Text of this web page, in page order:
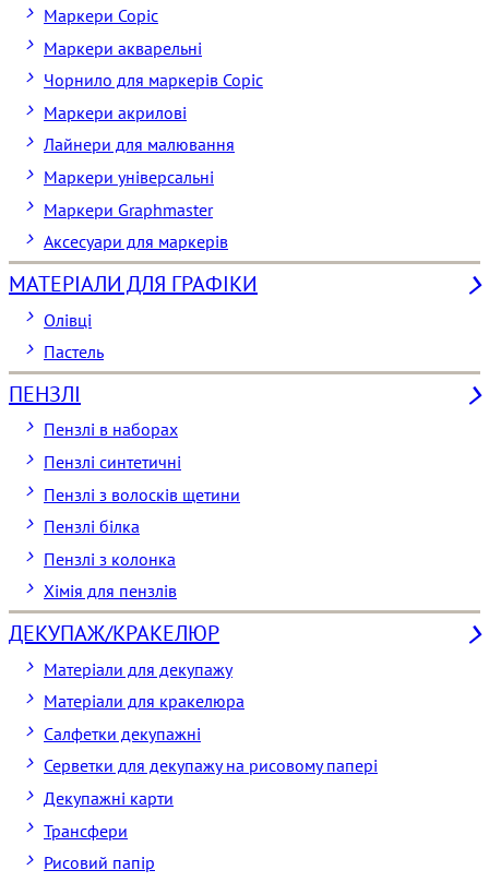
Маркери Copic
Маркери акварельні
Чорнило для маркерів Copic
Маркери акрилові
Лайнери для малювання
Маркери універсальні
Маркери Graphmaster
Аксесуари для маркерів
МАТЕРІАЛИ ДЛЯ ГРАФІКИ
Олівці
Пастель
ПЕНЗЛІ
Пензлі в наборах
Пензлі синтетичні
Пензлі з волосків щетини
Пензлі білка
Пензлі з колонка
Хімія для пензлів
ДЕКУПАЖ/КРАКЕЛЮР
Матеріали для декупажу
Матеріали для кракелюра
Cалфетки декупажні
Серветки для декупажу на рисовому папері
Декупажні карти
Трансфери
Рисовий папір